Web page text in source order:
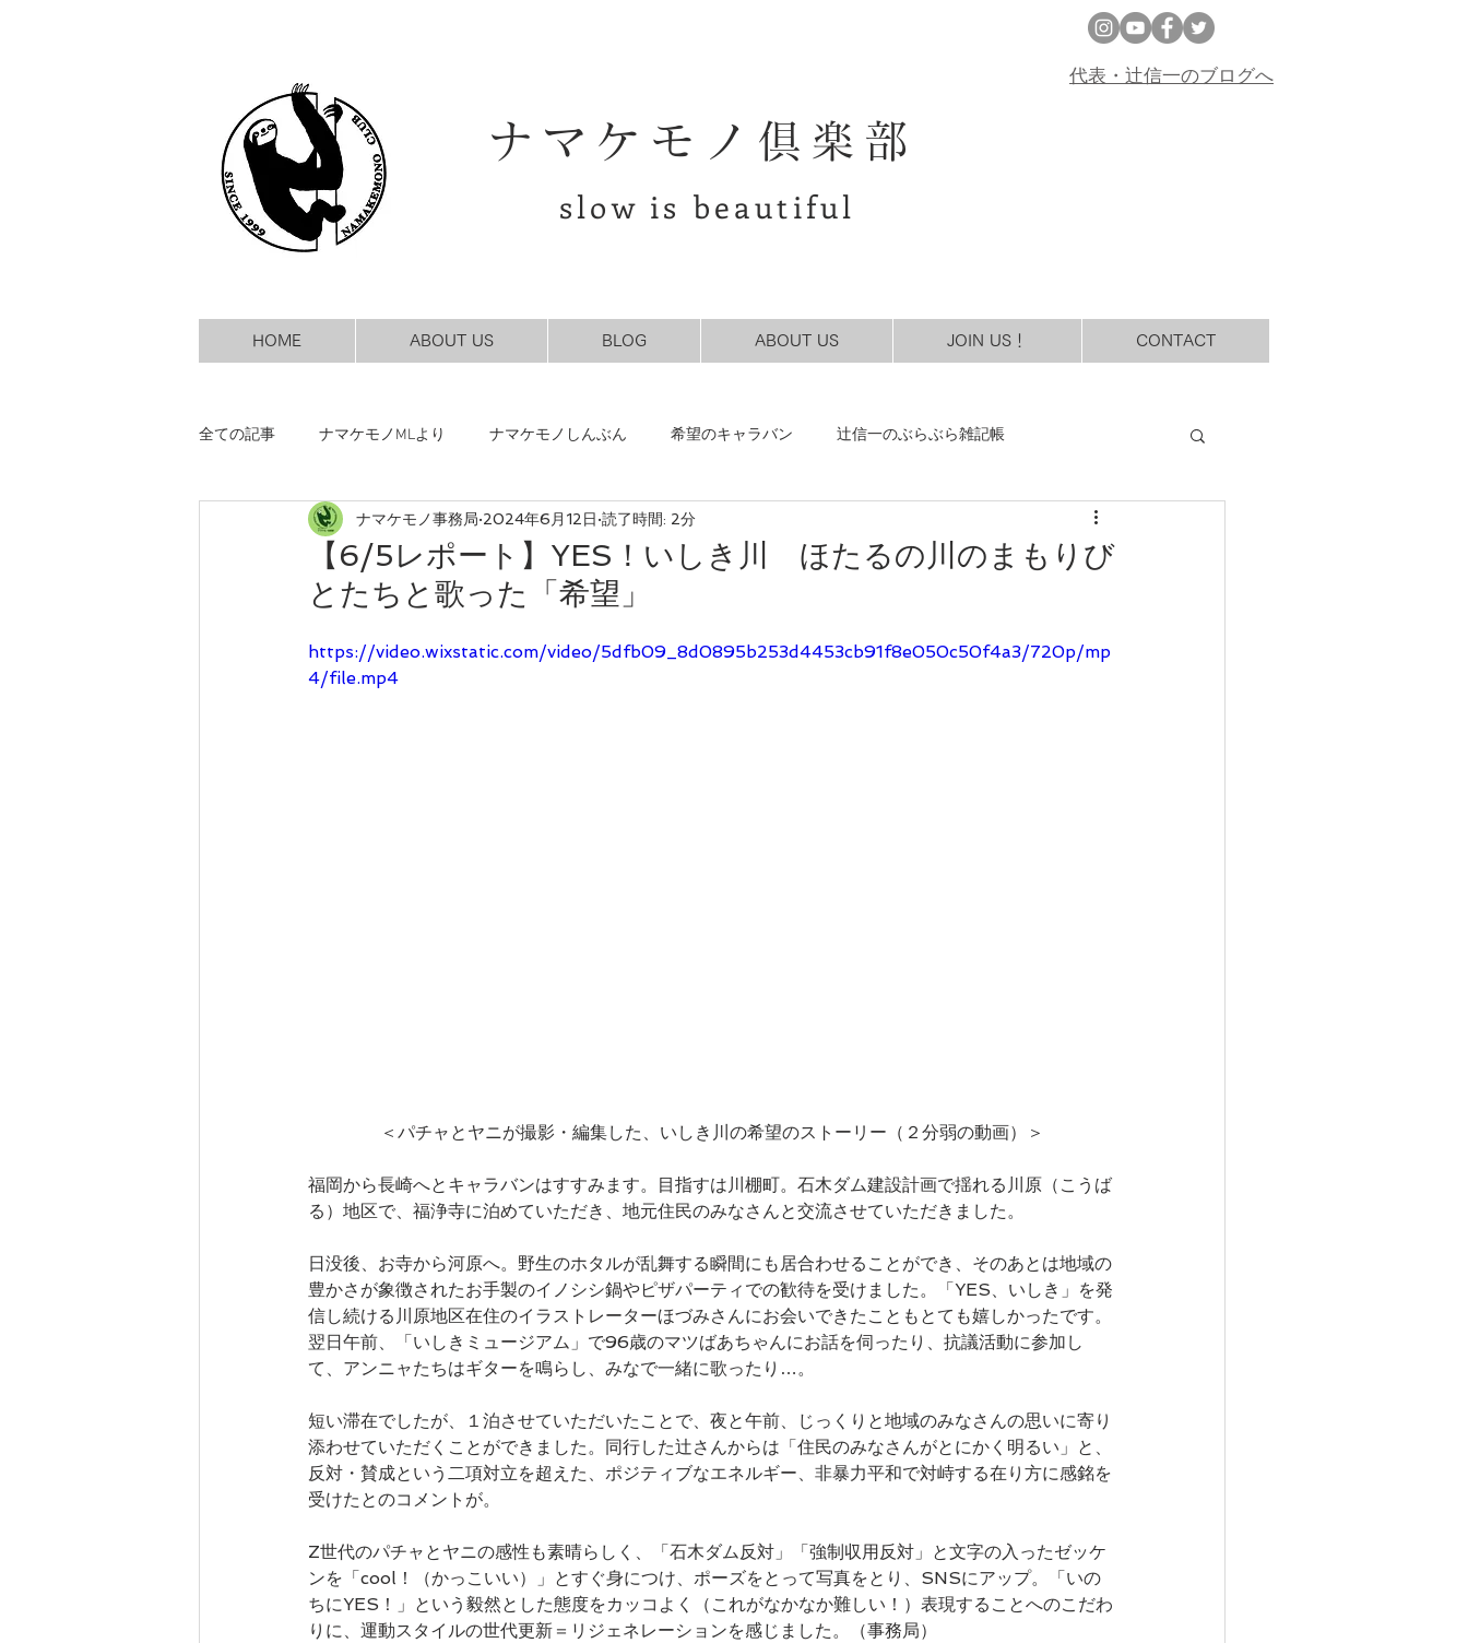
slow is beautiful
ナマケモノ倶楽部
代表・辻信一のブログへ
HOME ABOUT US BLOG ABOUT US JOIN US！ CONTACT
全ての記事 ナマケモノMLより ナマケモノしんぶん 希望のキャラバン 辻信一のぶらぶら雑記帳
ローカリゼーション 森林農業 友産友消
【6/5レポート】YES！いしき川 ほたるの川のまもりび
とたちと歌った「希望」
ナマケモノ事務局 2024年6月12日 読了時間: 2分
https://video.wixstatic.com/video/5dfb09_8d0895b253d4453cb91f8e050c50f4a3/720p/mp
4/file.mp4
＜パチャとヤニが撮影・編集した、いしき川の希望のストーリー（２分弱の動画）＞
福岡から長崎へとキャラバンはすすみます。目指すは川棚町。石木ダム建設計画で揺れる川原（こうば
る）地区で、福浄寺に泊めていただき、地元住民のみなさんと交流させていただきました。
日没後、お寺から河原へ。野生のホタルが乱舞する瞬間にも居合わせることができ、そのあとは地域の
豊かさが象徴されたお手製のイノシシ鍋やピザパーティでの歓待を受けました。「YES、いしき」を発
信し続ける川原地区在住のイラストレーターほづみさんにお会いできたこともとても嬉しかったです。
翌日午前、「いしきミュージアム」で96歳のマツばあちゃんにお話を伺ったり、抗議活動に参加し
て、アンニャたちはギターを鳴らし、みなで一緒に歌ったり…。
短い滞在でしたが、１泊させていただいたことで、夜と午前、じっくりと地域のみなさんの思いに寄り
添わせていただくことができました。同行した辻さんからは「住民のみなさんがとにかく明るい」と、
反対・賛成という二項対立を超えた、ポジティブなエネルギー、非暴力平和で対峙する在り方に感銘を
受けたとのコメントが。
Z世代のパチャとヤニの感性も素晴らしく、「石木ダム反対」「強制収用反対」と文字の入ったゼッケ
ンを「cool！（かっこいい）」とすぐ身につけ、ポーズをとって写真をとり、SNSにアップ。「いの
ちにYES！」という毅然とした態度をカッコよく（これがなかなか難しい！）表現することへのこだわ
りに、運動スタイルの世代更新＝リジェネレーションを感じました。（事務局）